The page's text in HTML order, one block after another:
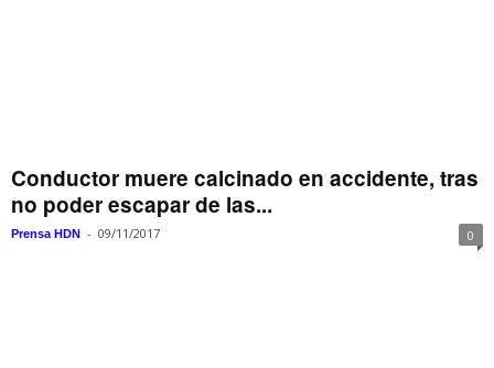
Conductor muere calcinado en accidente, tras
no poder escapar de las...
Prensa HDN - 09/11/2017 0